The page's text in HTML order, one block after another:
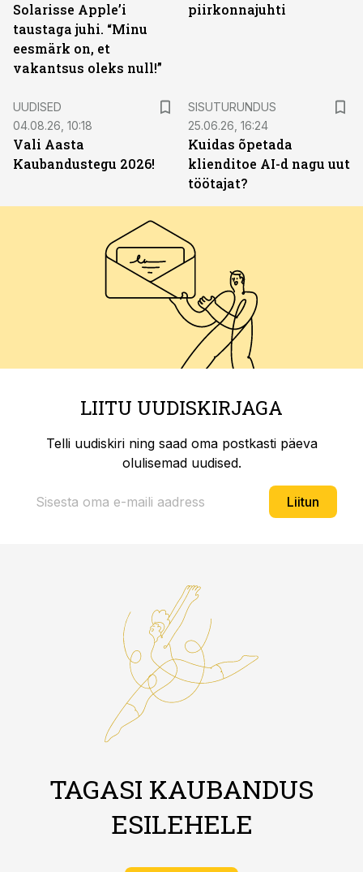
Solarisse Apple’i
taustaga juhi. “Minu
eesmärk on, et
vakantsus oleks null!”
piirkonnajuhti
UUDISED
04.08.26, 10:18
Vali Aasta
Kaubandustegu 2026!
SISUTURUNDUS
25.06.26, 16:24
Kuidas õpetada
klienditoe AI-d nagu uut
töötajat?
LIITU UUDISKIRJAGA
Telli uudiskiri ning saad oma postkasti päeva
olulisemad uudised.
Liitun
TAGASI KAUBANDUS
ESILEHELE